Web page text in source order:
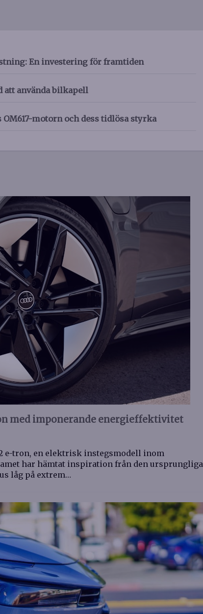
En investering för framtiden
att använda bilkapell
motorn och dess tidlösa styrka
med imponerande energieffektivitet
e-tron, en elektrisk instegsmodell inom
har hämtat inspiration från den ursprungliga
låg på extrem…